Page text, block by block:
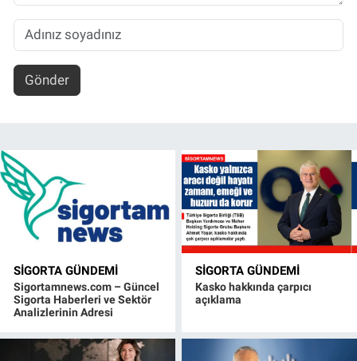
Gönder
SIGORTA GÜNDEMI
Sigortamnews.com – Güncel
Sigorta Haberleri ve Sektör
Analizlerinin Adresi
SIGORTA GÜNDEMI
Kasko hakkında çarpıcı
açıklama